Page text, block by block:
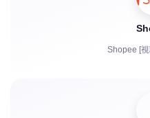
Shopee [